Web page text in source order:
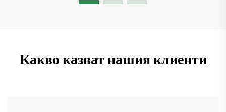
Какво казват нашия клиенти